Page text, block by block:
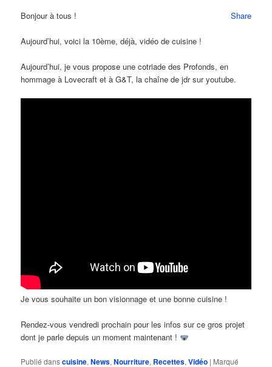
Share
Bonjour à tous !
Aujourd’hui, voici la 10ème, déjà, vidéo de cuisine !
Aujourd’hui, je vous propose une cotriade des Profonds, en
hommage à Lovecraft et à G&T, la chaîne de jdr sur youtube.
Je vous souhaite un bon visionnage et une bonne cuisine !
Rendez-vous vendredi prochain pour les infos sur ce gros projet
dont je parle depuis un moment maintenant !
Publié danscuisine,News,Nourriture, Recettes,Vidéo | Marqué